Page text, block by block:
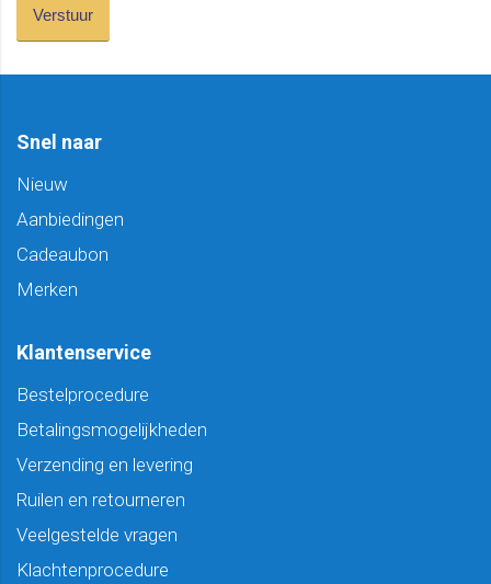
Snel naar
Nieuw
Aanbiedingen
Cadeaubon
Merken
Klantenservice
Bestelprocedure
Betalingsmogelijkheden
Verzending en levering
Ruilen en retourneren
Veelgestelde vragen
Klachtenprocedure